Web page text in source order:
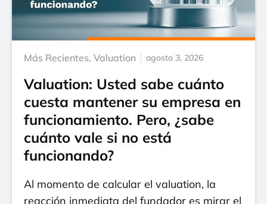
Más Recientes, Valuation agosto 3, 2026
Valuation: Usted sabe cuánto
cuesta mantener su empresa en
funcionamiento. Pero, ¿sabe
cuánto vale si no está
funcionando?
Al momento de calcular el valuation, la
reacción inmediata del fundador es mirar el